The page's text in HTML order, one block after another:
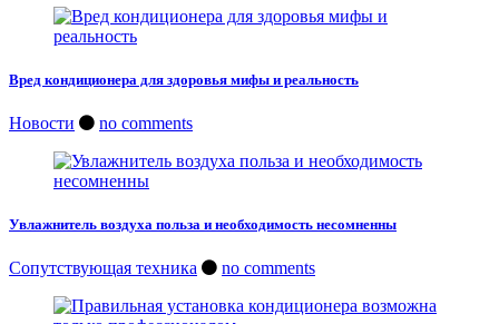
Вред кондиционера для здоровья мифы и реальность
Новости no comments
Увлажнитель воздуха польза и необходимость несомненны
Сопутствующая техника no comments